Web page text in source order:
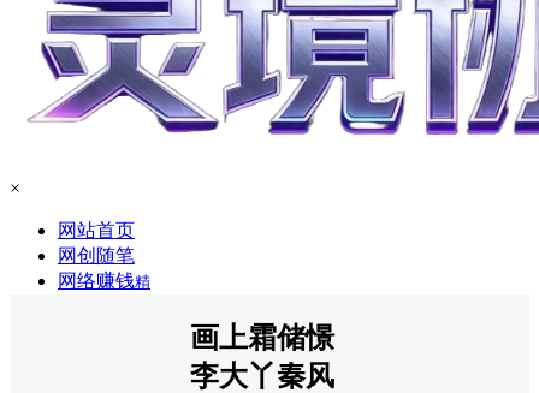
×
网站首页
网创随笔
网络赚钱精
画上霜储憬
李大丫秦风